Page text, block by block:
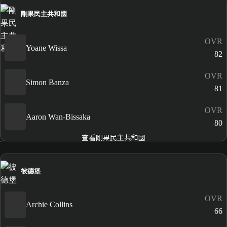
剛果民主共和國
Yoane Wissa
OVR
82
Simon Banza
OVR
81
Aaron Wan-Bissaka
OVR
80
查看剛果民主共和國
彼德堡
Archie Collins
OVR
66